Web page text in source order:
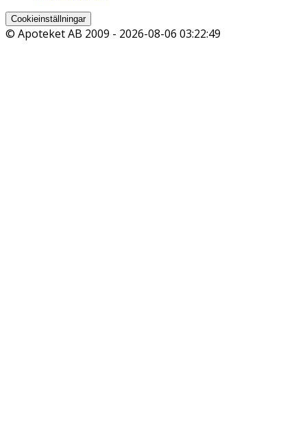
Cookieinställningar
© Apoteket AB 2009 - 2026-08-06 03:22:49